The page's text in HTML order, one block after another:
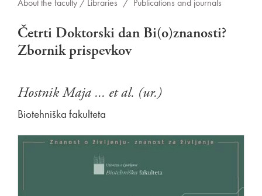
About the faculty / Libraries / Publications and journals
Četrti Doktorski dan Bi(o)znanosti?
Zbornik prispevkov
Hostnik Maja ... et al. (ur.)
Biotehniška fakulteta